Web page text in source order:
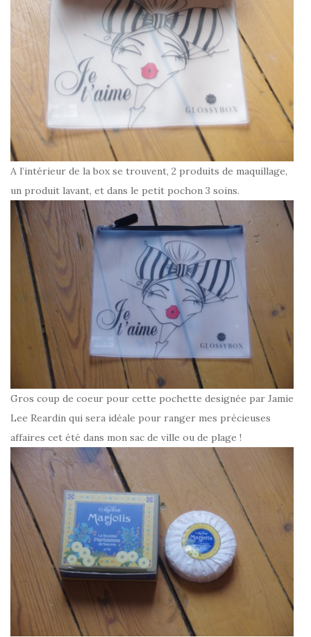
A l’intérieur de la box se trouvent, 2 produits de maquillage,
un produit lavant, et dans le petit pochon 3 soins.
Gros coup de coeur pour cette pochette designée par Jamie
Lee Reardin qui sera idéale pour ranger mes précieuses
affaires cet été dans mon sac de ville ou de plage !